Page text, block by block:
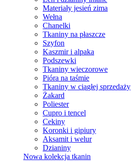
Materiały jesień zima
Wełna
Chanelki
Tkaniny na płaszcze
Szyfon
Kaszmir i alpaka
Podszewki
Tkaniny wieczorowe
Pióra na taśmie
Tkaniny w ciągłej sprzedaży
Żakard
Poliester
Cupro i tencel
Cekiny
Koronki i gipiury
Aksamit i welur
Dzianiny
Nowa kolekcja tkanin